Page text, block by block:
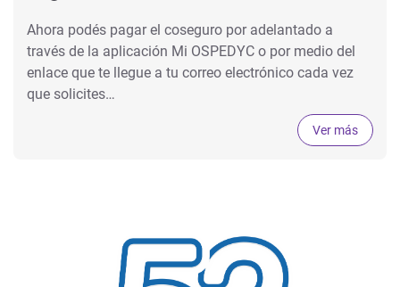
Ahora podés pagar el coseguro por adelantado a
través de la aplicación Mi OSPEDYC o por medio del
enlace que te llegue a tu correo electrónico cada vez
que solicites…
Ver más